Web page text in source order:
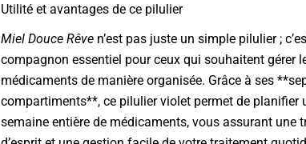
Utilité et avantages de ce pilulier
Miel Douce Rêve n’est pas juste un simple pilulier ;
compagnon essentiel pour ceux qui souhaitent gérer
médicaments de manière organisée. Grâce à ses
compartiments**, ce pilulier violet permet de planifier
semaine entière de médicaments, vous assurant une